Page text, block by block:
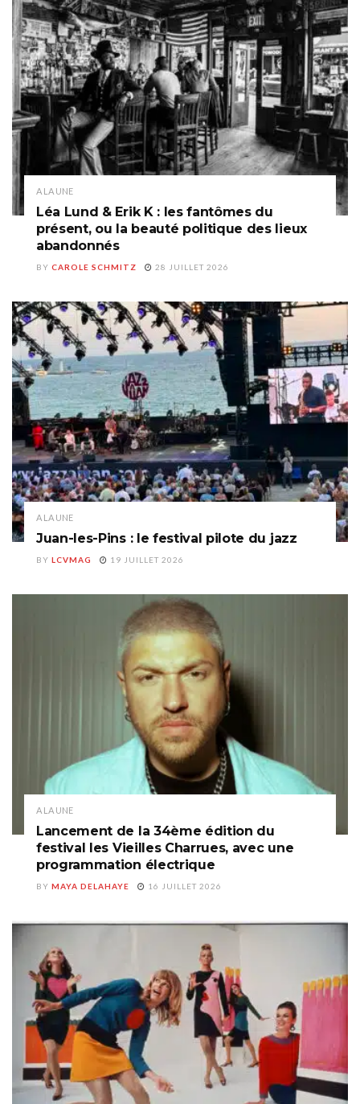
A LA UNE
Léa Lund & Erik K : les fantômes du
présent, ou la beauté politique des lieux
abandonnés
BY CAROLE SCHMITZ 28 JUILLET 2026
A LA UNE
Juan-les-Pins : le festival pilote du jazz
BY LCVMAG 19 JUILLET 2026
A LA UNE
Lancement de la 34ème édition du
festival les Vieilles Charrues, avec une
programmation électrique
BY MAYA DELAHAYE 16 JUILLET 2026